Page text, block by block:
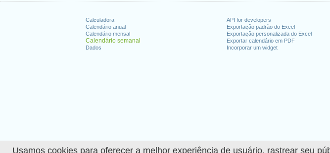
Usamos cookies para oferecer a melhor experiência de usuário, rastrear seu
Calculadora
Calendário anual
Calendário mensal
Calendário semanal
Dados
API for developers
Exportação padrão do Excel
Exportação personalizada do Excel
Exportar calendário em PDF
Incorporar um widget